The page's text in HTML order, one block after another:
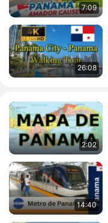
7:09
26:08
2:02
14:40